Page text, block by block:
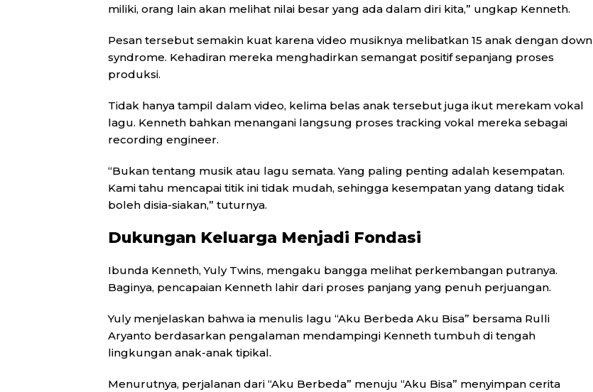
miliki, orang lain akan melihat nilai besar yang ada dalam diri kita,” ungkap Kenneth.
Pesan tersebut semakin kuat karena video musiknya melibatkan 15 anak dengan down
syndrome. Kehadiran mereka menghadirkan semangat positif sepanjang proses
produksi.
Tidak hanya tampil dalam video, kelima belas anak tersebut juga ikut merekam vokal
lagu. Kenneth bahkan menangani langsung proses tracking vokal mereka sebagai
recording engineer.
“Bukan tentang musik atau lagu semata. Yang paling penting adalah kesempatan.
Kami tahu mencapai titik ini tidak mudah, sehingga kesempatan yang datang tidak
boleh disia-siakan,” tuturnya.
Dukungan Keluarga Menjadi Fondasi
Ibunda Kenneth, Yuly Twins, mengaku bangga melihat perkembangan putranya.
Baginya, pencapaian Kenneth lahir dari proses panjang yang penuh perjuangan.
Yuly menjelaskan bahwa ia menulis lagu “Aku Berbeda Aku Bisa” bersama Rulli
Aryanto berdasarkan pengalaman mendampingi Kenneth tumbuh di tengah
lingkungan anak-anak tipikal.
Menurutnya, perjalanan dari “Aku Berbeda” menuju “Aku Bisa” menyimpan cerita